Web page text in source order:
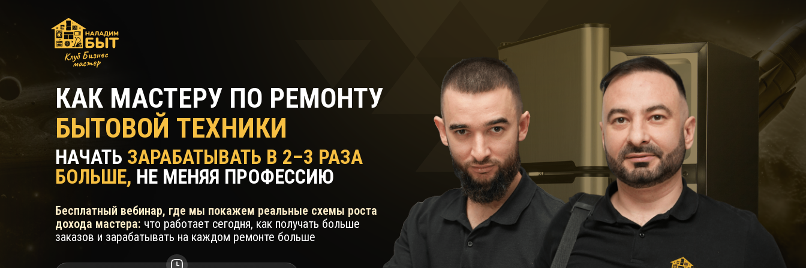
КАК МАСТЕРУ ПО РЕМОНТУ
БЫТОВОЙ ТЕХНИКИ
НАЧАТЬ ЗАРАБАТЫВАТЬ В 2–3 РАЗА
БОЛЬШЕ, НЕ МЕНЯЯ ПРОФЕССИЮ
Бесплатный вебинар, где мы покажем реальные схемы роста
дохода мастера: что работает сегодня, как получать больше
заказов и зарабатывать на каждом ремонте больше